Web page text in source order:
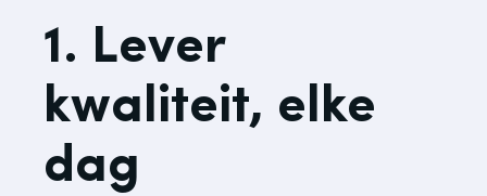
1. Lever
kwaliteit, elke
dag